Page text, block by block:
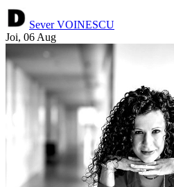
Sever VOINESCU
Joi, 06 Aug